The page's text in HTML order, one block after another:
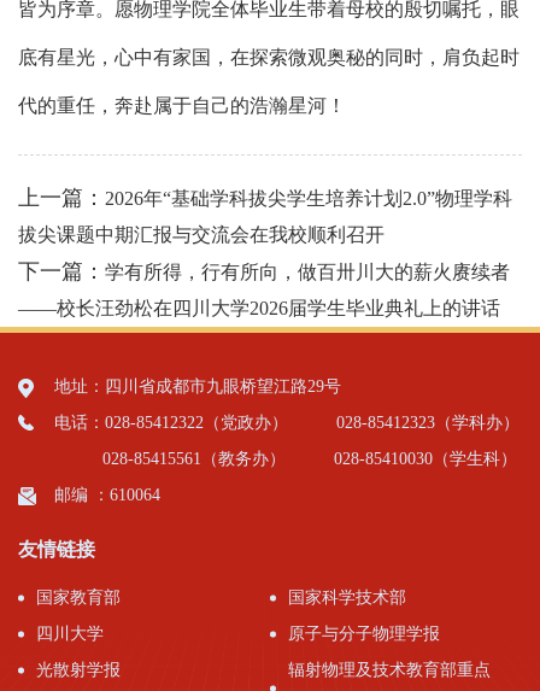
皆为序章。愿物理学院全体毕业生带着母校的殷切嘱托，眼
底有星光，心中有家国，在探索微观奥秘的同时，肩负起时
代的重任，奔赴属于自己的浩瀚星河！
上一篇： 2026年“基础学科拔尖学生培养计划2.0”物理学科
拔尖课题中期汇报与交流会在我校顺利召开
下一篇： 学有所得，行有所向，做百卅川大的薪火赓续者
——校长汪劲松在四川大学2026届学生毕业典礼上的讲话
地址：四川省成都市九眼桥望江路29号
电话：028-85412322（党政办）
028-85412323（学科办）
028-85415561（教务办）
028-85410030（学生科）
邮编 ：610064
友情链接
国家教育部
国家科学技术部
四川大学
原子与分子物理学报
光散射学报
辐射物理及技术教育部重点